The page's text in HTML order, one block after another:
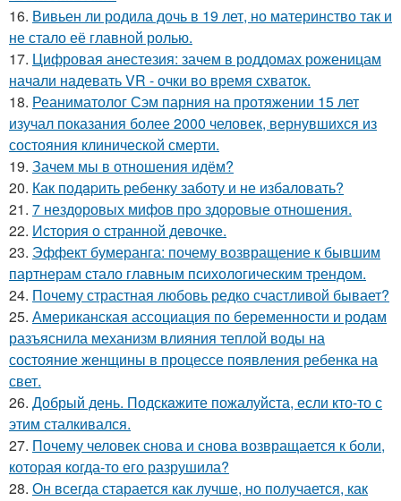
16. Вивьен ли родила дочь в 19 лет, но материнство так и
не стало её главной ролью.
17. Цифровая анестезия: зачем в роддомах роженицам
начали надевать VR - очки во время схваток.
18. Реаниматолог Сэм парния на протяжении 15 лет
изучал показания более 2000 человек, вернувшихся из
состояния клинической смерти.
19. Зачем мы в отношения идём?
20. Как подapить ребенку заботу и не избаловать?
21. 7 нездоровых мифов про здоровые отношения.
22. История о странной девочке.
23. Эффект бумеранга: почему возвращение к бывшим
партнерам стало главным психологическим трендом.
24. Почему страстная любовь редко счастливой бывает?
25. Американская ассоциация по беременности и родам
разъяснила механизм влияния теплой воды на
состояние женщины в процессе появления ребенка на
свет.
26. Добрый день. Подскaжите пожалуйста, если кто-то с
этим сталкивался.
27. Почему человек снова и снова возвращается к боли,
которая когда-то его разрушила?
28. Он всегда старается как лучше, но получается, как